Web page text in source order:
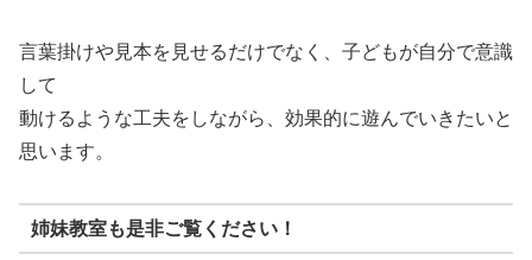
言葉掛けや見本を見せるだけでなく、子どもが自分で意識
して
動けるような工夫をしながら、効果的に遊んでいきたいと
思います。
姉妹教室も是非ご覧ください！